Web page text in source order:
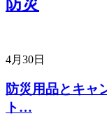
4月30日
防災用品とキャ
ト…